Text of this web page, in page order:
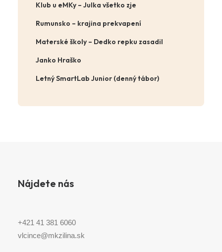
Klub u eMKy – Julka všetko zje
Rumunsko – krajina prekvapení
Materské školy – Dedko repku zasadil
Janko Hraško
Letný SmartLab Junior (denný tábor)
Nájdete nás
+421 41 381 6060
vlcince@mkzilina.sk